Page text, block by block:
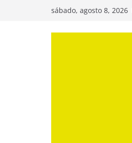
sábado, agosto 8, 2026